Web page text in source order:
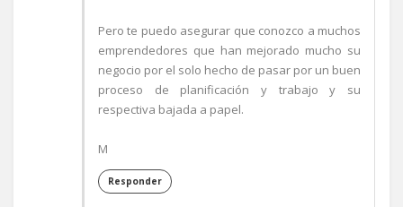
Pero te puedo asegurar que conozco a muchos
emprendedores que han mejorado mucho su
negocio por el solo hecho de pasar por un buen
proceso de planificación y trabajo y su
respectiva bajada a papel.
M
Responder